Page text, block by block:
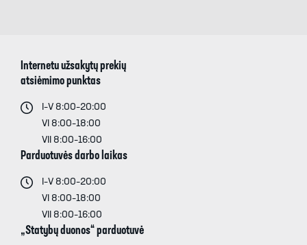
Internetu užsakytų prekių
atsiėmimo punktas
I–V 8:00–20:00
VI 8:00–18:00
VII 8:00–16:00
Parduotuvės darbo laikas
I–V 8:00–20:00
VI 8:00–18:00
VII 8:00–16:00
„Statybų duonos“ parduotuvė